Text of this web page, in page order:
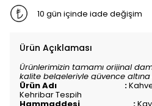
10 gün içinde iade değişim
Ürün Açıklaması
Ürünlerimizin tamamı orijinal
kalite belgeleriyle güvence altına
Ürün Adı :
Kehribar Tespih